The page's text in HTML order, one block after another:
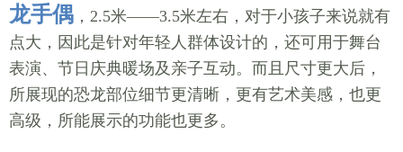
龙手偶，2.5米——3.5米左右，对于小孩子来说就有
点大，因此是针对年轻人群体设计的，还可用于舞台
表演、节日庆典暖场及亲子互动。而且尺寸更大后，
所展现的恐龙部位细节更清晰，更有艺术美感，也更
高级，所能展示的功能也更多。